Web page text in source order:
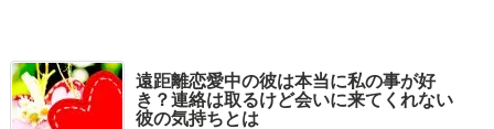
遠距離恋愛中の彼は本当に私の事が好
き？連絡は取るけど会いに来てくれない
彼の気持ちとは